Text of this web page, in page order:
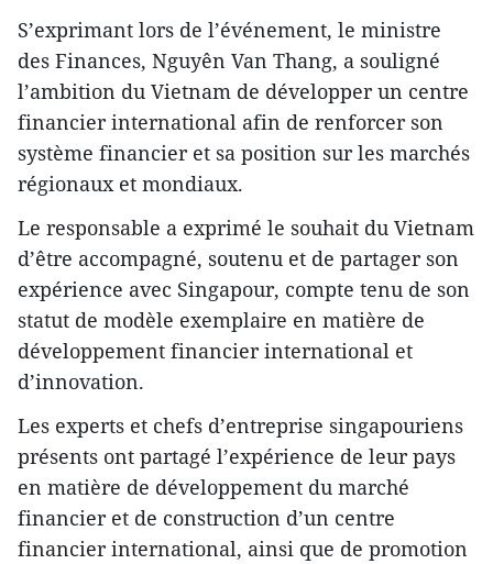
S’exprimant lors de l’événement, le ministre
des Finances, Nguyên Van Thang, a souligné
l’ambition du Vietnam de développer un centre
financier international afin de renforcer son
système financier et sa position sur les marchés
régionaux et mondiaux.
Le responsable a exprimé le souhait du Vietnam
d’être accompagné, soutenu et de partager son
expérience avec Singapour, compte tenu de son
statut de modèle exemplaire en matière de
développement financier international et
d’innovation.
Les experts et chefs d’entreprise singapouriens
présents ont partagé l’expérience de leur pays
en matière de développement du marché
financier et de construction d’un centre
financier international, ainsi que de promotion